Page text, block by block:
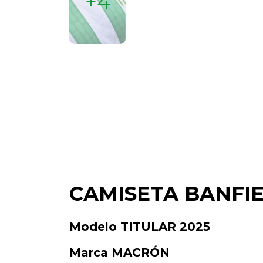
CAMISETA
Modelo TITULAR 2025
Marca MACRÓN